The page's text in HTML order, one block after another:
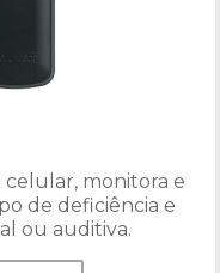
monitora e
de deficiência e
ou auditiva.